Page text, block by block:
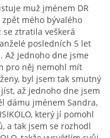
muž jménem DR
zpět mého bývalého
ztratila veškerá
posledních 5 let
Až jednoho dne jsme
pro něj nemohl mít
byl jsem tak smutný
až jednoho dne jsem
dámu jménem Sandra,
který jí pomohl
a tak jsem se rozhodl